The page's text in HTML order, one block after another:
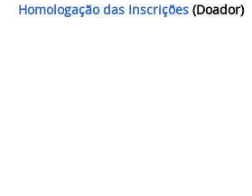
Homologação das Inscrições (Doador)